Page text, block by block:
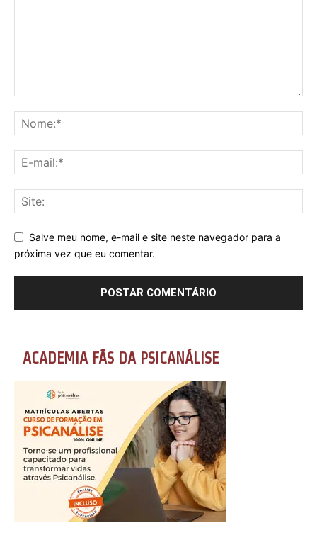
Salve meu nome, e-mail e site neste navegador para a
próxima vez que eu comentar.
ACADEMIA FÃS DA PSICANÁLISE